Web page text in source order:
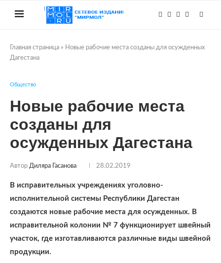
Главная страница » Новые рабочие места созданы для осужденных
Дагестана
Общество
Новые рабочие места
созданы для
осужденных Дагестана
Автор Диляра Гасанова 28.02.2019
В исправительных учреждениях уголовно-
исполнительной системы Республики Дагестан
создаются новые рабочие места для осужденных. В
исправительной колонии № 7 функционирует швейный
участок, где изготавливаются различные виды швейной
продукции.